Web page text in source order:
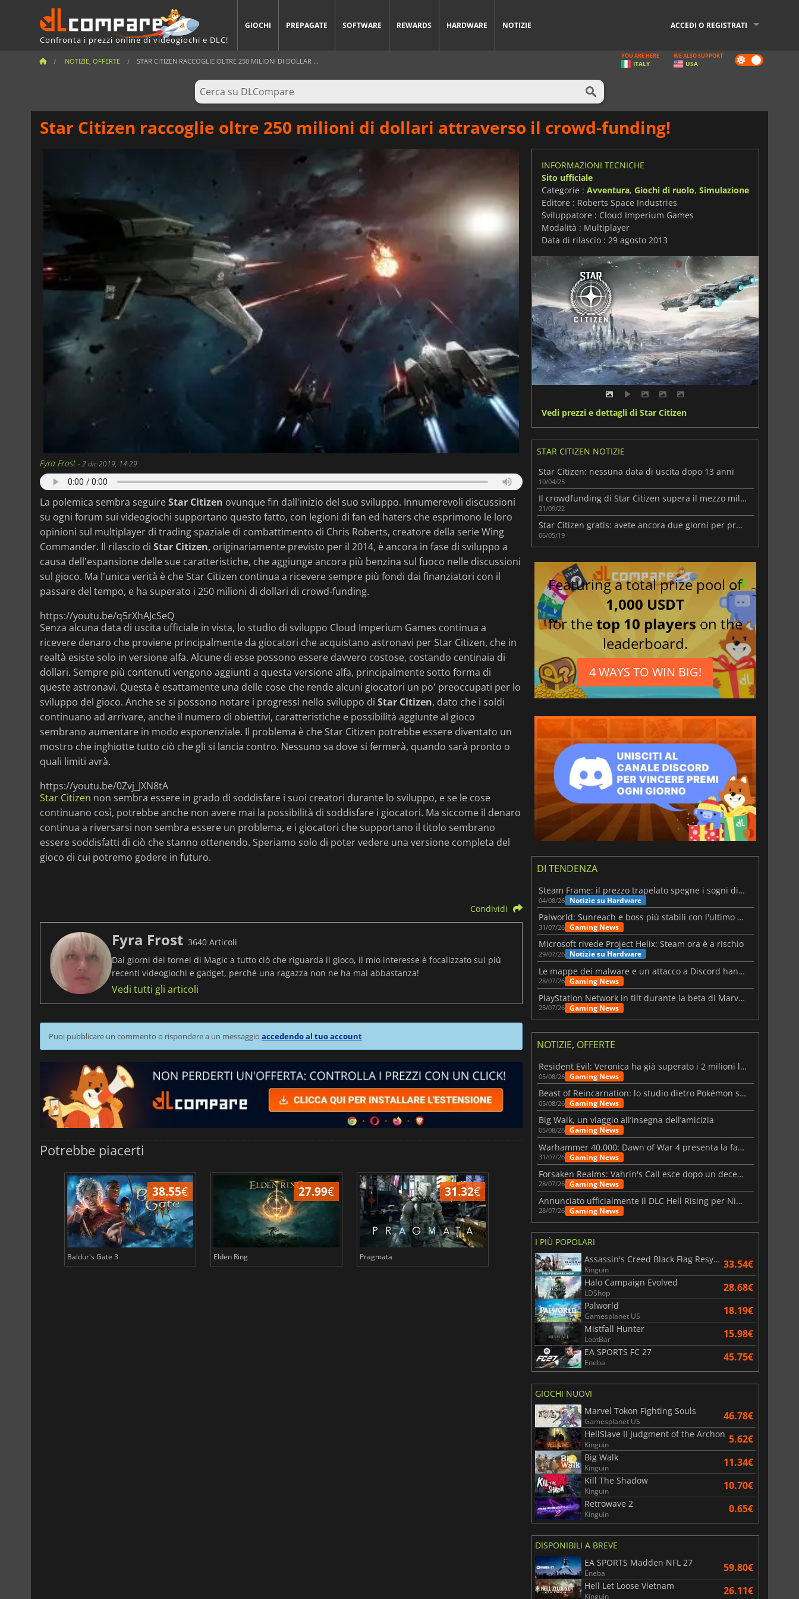
Confronta i prezzi online di videogiochi e DLC!
GIOCHI PREPAGATE SOFTWARE REWARDS HARDWARE NOTIZIE ACCEDI O REGISTRATI
NOTIZIE, OFFERTE STAR CITIZEN RACCOGLIE OLTRE 250 MILIONI DI DOLLAR ... Dark
mode
YOU ARE HERE
ITALY
WE ALSO SUPPORT
USA
Star Citizen raccoglie oltre 250 milioni di dollari attraverso il crowd-funding!
Fyra Frost-2 dic 2019, 14:29
La polemica sembra seguireStar Citizen ovunque fin dall'inizio del suo sviluppo. Innumerevoli discussioni
su ogni forum sui videogiochi supportano questo fatto, con legioni di fan ed haters che esprimono le loro
opinioni sul multiplayer di trading spaziale di combattimento di Chris Roberts, creatore della serie Wing
Commander. Il rilascio di Star Citizen, originariamente previsto per il 2014, è ancora in fase di sviluppo a
causa dell'espansione delle sue caratteristiche, che aggiunge ancora più benzina sul fuoco nelle discussioni
sul gioco. Ma l'unica verità è che Star Citizen continua a ricevere sempre più fondi dai finanziatori con il
passare del tempo, e ha superato i 250 milioni di dollari di crowd-funding.
https://youtu.be/q5rXhAJcSeQ
Senza alcuna data di uscita ufficiale in vista, lo studio di sviluppo Cloud Imperium Games continua a
ricevere denaro che proviene principalmente da giocatori che acquistano astronavi per Star Citizen, che in
realtà esiste solo in versione alfa. Alcune di esse possono essere davvero costose, costando centinaia di
dollari. Sempre più contenuti vengono aggiunti a questa versione alfa, principalmente sotto forma di
queste astronavi. Questa è esattamente una delle cose che rende alcuni giocatori un po' preoccupati per lo
sviluppo del gioco. Anche se si possono notare i progressi nello sviluppo di Star Citizen, dato che i soldi
continuano ad arrivare, anche il numero di obiettivi, caratteristiche e possibilità aggiunte al gioco
sembrano aumentare in modo esponenziale. Il problema è che Star Citizen potrebbe essere diventato un
mostro che inghiotte tutto ciò che gli si lancia contro. Nessuno sa dove si fermerà, quando sarà pronto o
quali limiti avrà.
https://youtu.be/0Zvj_JXN8tA
Star Citizen non sembra essere in grado di soddisfare i suoi creatori durante lo sviluppo, e se le cose
continuano così, potrebbe anche non avere mai la possibilità di soddisfare i giocatori. Ma siccome il denaro
continua a riversarsi non sembra essere un problema, e i giocatori che supportano il titolo sembrano
essere soddisfatti di ciò che stanno ottenendo. Speriamo solo di poter vedere una versione completa del
gioco di cui potremo godere in futuro.
Condividi
Fyra Frost 3640 Articoli
Dai giorni dei tornei di Magic a tutto ciò che riguarda il gioco, il mio interesse è focalizzato sui più
recenti videogiochi e gadget, perché una ragazza non ne ha mai abbastanza!
Vedi tutti gli articoli
Puoi pubblicare un commento o rispondere a un messaggio accedendo al tuo account
Potrebbe piacerti
38.55€
Baldur's Gate 3
27.99€
Elden Ring
31.32€
Pragmata
6.76€
Total War WARHAMMER 3
15.48
Lies Of P
INFORMAZIONI TECNICHE
Sito ufficiale
Categorie : Avventura, Giochi di ruolo, Simulazione
Editore : Roberts Space Industries
Sviluppatore : Cloud Imperium Games
Modalità : Multiplayer
Data di rilascio : 29 agosto 2013
Vedi prezzi e dettagli di Star Citizen
STAR CITIZEN NOTIZIE
Star Citizen: nessuna data di uscita dopo 13 anni
10/04/25
Il crowdfunding di Star Citizen supera il mezzo miliardo di euro
21/09/22
Star Citizen gratis: avete ancora due giorni per provarlo gratuitamente!!
06/05/19
Featuring a total prize pool of
1,000 USDT
for thetop 10 players on the
leaderboard.
4 WAYS TO WIN BIG!
DI TENDENZA
Steam Frame: il prezzo trapelato spegne i sogni di un VR economico
04/08/26 Notizie su Hardware
Palworld: Sunreach e boss più stabili con l'ultimo update
31/07/26 Gaming News
Microsoft rivede Project Helix: Steam ora è a rischio
29/07/26 Notizie su Hardware
Le mappe dei malware e un attacco a Discord hanno colpito Meccha Chameleon
28/07/26 Gaming News
PlayStation Network in tilt durante la beta di Marvel Tōkon
25/07/26 Gaming News
NOTIZIE, OFFERTE
Resident Evil: Veronica ha già superato i 2 milioni liste dei desideri
05/08/26 Gaming News
Beast of Reincarnation: lo studio dietro Pokémon su una nuova strada
05/08/26 Gaming News
Big Walk, un viaggio all’insegna dell’amicizia
05/08/26 Gaming News
Warhammer 40.000: Dawn of War 4 presenta la fazione dei Necron
31/07/26 Gaming News
Forsaken Realms: Vahrin's Call esce dopo un decennio di sviluppo
28/07/26 Gaming News
Annunciato ufficialmente il DLC Hell Rising per Nioh 3
28/07/26 Gaming News
I PIÙ POPOLARI
Assassin's Creed Black Flag Resynced
Kinguin 33.54€
Halo Campaign Evolved
LDShop 28.68€
Palworld
Gamesplanet US 18.19€
Mistfall Hunter
LootBar 15.98€
EA SPORTS FC 27
Eneba 45.75€
GIOCHI NUOVI
Marvel Tokon Fighting Souls
Gamesplanet US 46.78€
HellSlave II Judgment of the Archon
Kinguin 5.62€
Big Walk
Kinguin 11.34€
Kill The Shadow
Kinguin 10.70€
Retrowave 2
Kinguin 0.65€
DISPONIBILI A BREVE
EA SPORTS Madden NFL 27
Eneba 59.80€
Hell Let Loose Vietnam
Kinguin 26.11€